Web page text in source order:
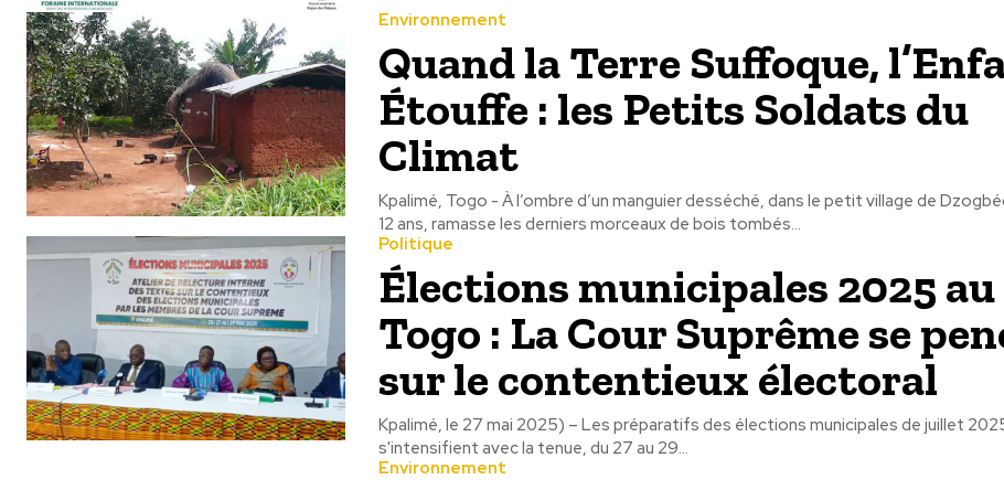
Environnement
Quand la Terre Suffoque,
Étouffe : les Petits Soldats du
Climat
Kpalimé, Togo - À l’ombre d’un manguier desséché, dans le petit village de
12 ans, ramasse les derniers morceaux de bois tombés...
Politique
Élections municipales 2025 au
Togo : La Cour Suprême se
sur le contentieux électoral
Kpalimé, le 27 mai 2025) – Les préparatifs des élections municipales de juillet
s'intensifient avec la tenue, du 27 au 29...
Environnement